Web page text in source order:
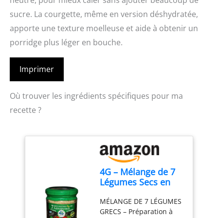
sucre. La courgette, même en version déshydratée,
apporte une texture moelleuse et aide à obtenir un
porridge plus léger en bouche.
Imprimer
Où trouver les ingrédients spécifiques pour ma
recette ?
4G – Mélange de 7
Légumes Secs en
MÉLANGE DE 7 LÉGUMES
GRECS – Préparation à